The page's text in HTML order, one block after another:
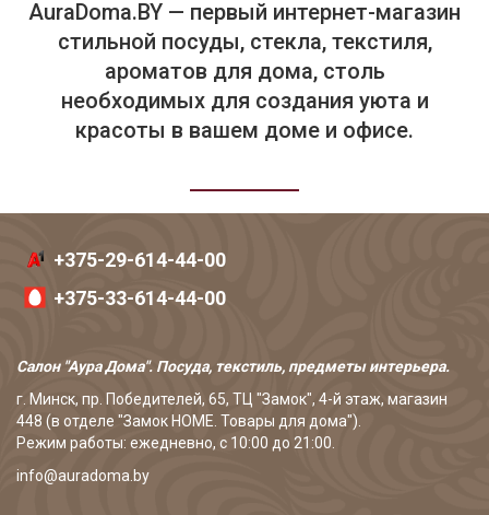
AuraDoma.BY — первый интернет-магазин
стильной посуды, стекла, текстиля,
ароматов для дома, столь
необходимых для создания уюта и
красоты в вашем доме и офисе.
+375-29-614-44-00
+375-33-614-44-00
Салон "Аура Дома". Посуда, текстиль, предметы интерьера.
г. Минск, пр. Победителей, 65, ТЦ "Замок", 4-й этаж, магазин
448 (в отделе "Замок HOME. Товары для дома").
Режим работы: ежедневно, с 10:00 до 21:00.
info@auradoma.by